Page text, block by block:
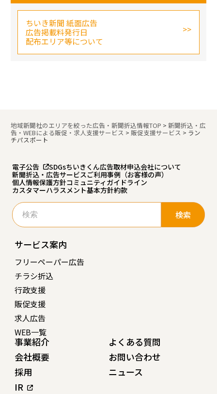
ちいき新聞 紙面広告
広告掲載料発行日
配布エリア等について
地域新聞社のエリアを絞った広告・新聞折込情報TOP >新聞折込・広
告・WEBによる販促・求人支援サービス > 販促支援サービス > ラン
チパスポート
電子公告 SDGsちいきくん広告取材申込会社について
新聞折込・広告サービスご利用事例（お客様の声）
個人情報保護方針コミュニティガイドライン
カスタマーハラスメント基本方針約款
検
索:
サービス案内
フリーペーパー広告
チラシ折込
行政支援
販促支援
求人広告
WEB一覧
事業紹介
会社概要
採用
IR
よくある質問
お問い合わせ
ニュース